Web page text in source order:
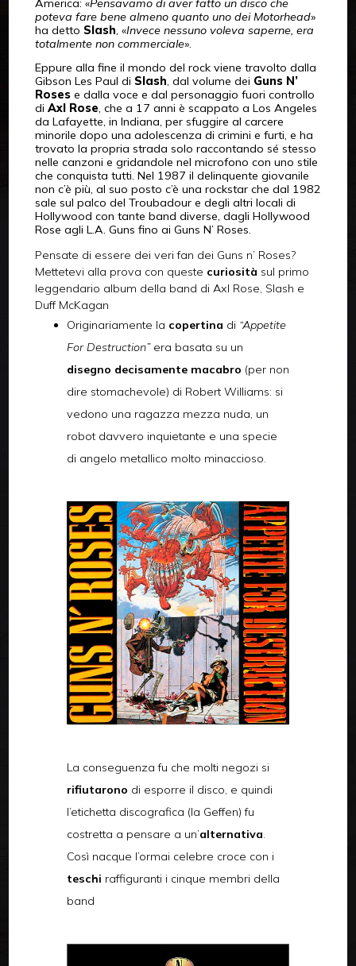
America: «Pensavamo di aver fatto un disco che
poteva fare bene almeno quanto uno dei Motorhead»
ha detto Slash, «Invece nessuno voleva saperne, era
totalmente non commerciale».
Eppure alla fine il mondo del rock viene travolto dalla
Gibson Les Paul di Slash, dal volume dei Guns N’
Rosese dalla voce e dal personaggio fuori controllo
di Axl Rose, che a 17 anni è scappato a Los Angeles
da Lafayette, in Indiana, per sfuggire al carcere
minorile dopo una adolescenza di crimini e furti, e ha
trovato la propria strada solo raccontando sé stesso
nelle canzoni e gridandole nel microfono con uno stile
che conquista tutti. Nel 1987 il delinquente giovanile
non c’è più, al suo posto c’è una rockstar che dal 1982
sale sul palco del Troubadour e degli altri locali di
Hollywood con tante band diverse, dagli Hollywood
Rose agli L.A. Guns fino ai Guns N’ Roses.
Pensate di essere dei veri fan dei Guns n’ Roses?
Mettetevi alla prova con queste curiosità sul primo
leggendario album della band di Axl Rose, Slash e
Duff McKagan
Originariamente la copertina di “Appetite
For Destruction”era basata su un
disegno decisamente macabro (per non
dire stomachevole) di Robert Williams: si
vedono una ragazza mezza nuda, un
robot davvero inquietante e una specie
di angelo metallico molto minaccioso.
La conseguenza fu che molti negozi si
rifiutarono di esporre il disco, e quindi
l’etichetta discografica (la Geffen) fu
costretta a pensare a un’alternativa.
Così nacque l’ormai celebre croce con i
teschi raffiguranti i cinque membri della
band